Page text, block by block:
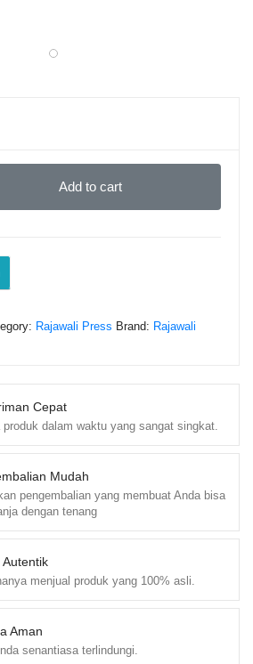
Cepat
produk dalam waktu yang sangat singkat.
Mudah
pengembalian yang membuat Anda bisa
dengan tenang
Autentik
menjual produk yang 100% asli.
Aman
senantiasa terlindungi.
Add to cart
Rajawali Press Brand: Rajawali